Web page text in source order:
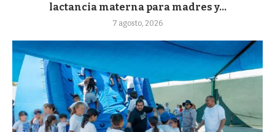
lactancia materna para madres y...
7 agosto, 2026